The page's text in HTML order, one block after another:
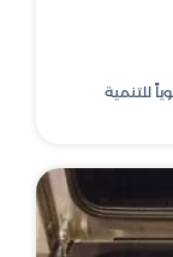
للتنمية